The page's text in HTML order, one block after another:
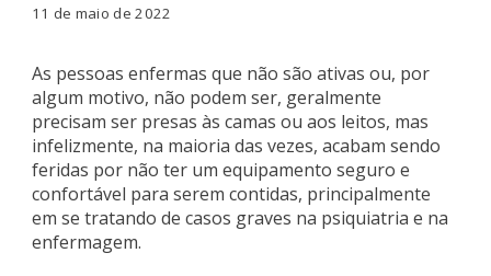
11 de maio de 2022
As pessoas enfermas que não são ativas ou, por
algum motivo, não podem ser, geralmente
precisam ser presas às camas ou aos leitos, mas
infelizmente, na maioria das vezes, acabam sendo
feridas por não ter um equipamento seguro e
confortável para serem contidas, principalmente
em se tratando de casos graves na psiquiatria e na
enfermagem.